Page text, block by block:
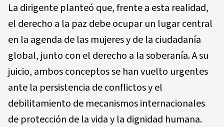
La dirigente planteó que, frente a esta realidad,
el derecho a la paz debe ocupar un lugar central
en la agenda de las mujeres y de la ciudadanía
global, junto con el derecho a la soberanía. A su
juicio, ambos conceptos se han vuelto urgentes
ante la persistencia de conflictos y el
debilitamiento de mecanismos internacionales
de protección de la vida y la dignidad humana.